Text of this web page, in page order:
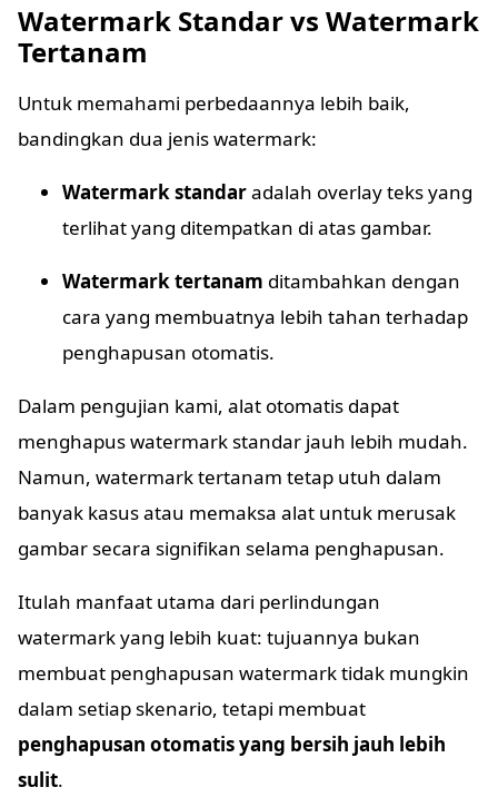
Watermark Standar vs Watermark
Tertanam
Untuk memahami perbedaannya lebih baik,
bandingkan dua jenis watermark:
Watermark standaradalah overlay teks yang
terlihat yang ditempatkan di atas gambar.
Watermark tertanam ditambahkan dengan
cara yang membuatnya lebih tahan terhadap
penghapusan otomatis.
Dalam pengujian kami, alat otomatis dapat
menghapus watermark standar jauh lebih mudah.
Namun, watermark tertanam tetap utuh dalam
banyak kasus atau memaksa alat untuk merusak
gambar secara signifikan selama penghapusan.
Itulah manfaat utama dari perlindungan
watermark yang lebih kuat: tujuannya bukan
membuat penghapusan watermark tidak mungkin
dalam setiap skenario, tetapi membuat
penghapusan otomatis yang bersih jauh lebih
sulit.